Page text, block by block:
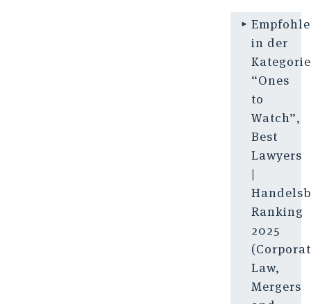
in der
Kategorie
“Ones
to
Watch”,
Best
Lawyers
|
Ranking
2025
Law,
Mergers